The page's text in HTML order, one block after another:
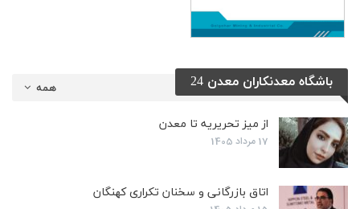
همه باشگاه معدنکاران معدن 24
از میز تحریریه تا معدن
17 مرداد 1405
اتاق بازرگانی و سخنان تکراری کهنگان